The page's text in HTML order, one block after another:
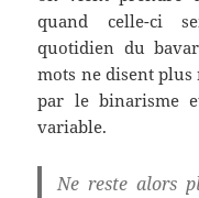
quand celle-ci
quotidien du
mots ne disent plus
par le binarisme
variable.
Ne reste alors